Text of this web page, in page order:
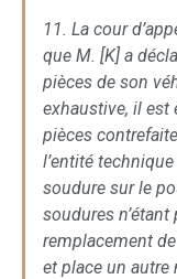
11. La cour
que M. [K] a
pièces de son
exhaustive, il est
pièces
l’entité
soudure sur le
soudures n’étant
remplacement
et place un autre